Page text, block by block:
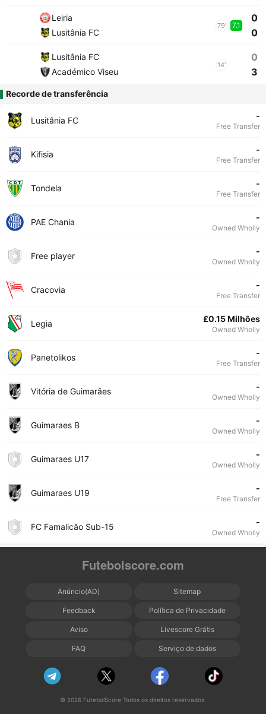
Leiria
Lusitânia FC
79' 7.1
0
0
Lusitânia FC
Académico Viseu
14'
0
3
Recorde de transferência
Lusitânia FC -
Free Transfer
Kifisia -
Free Transfer
Tondela -
Free Transfer
PAE Chania -
Owned Wholly
Free player -
Owned Wholly
Cracovia -
Free Transfer
Legia £0.15 Milhões
Owned Wholly
Panetolikos -
Free Transfer
Vitória de Guimarães -
Owned Wholly
Guimaraes B -
Owned Wholly
Guimaraes U17 -
Owned Wholly
Guimaraes U19 -
Free Transfer
FC Famalicão Sub-15 -
Owned Wholly
Futebolscore.com
Anúncio(AD) Sitemap
Feedback Política de Privacidade
Aviso Livescore Grátis
FAQ Serviço de dados
© 2026 FutebolScore Todos os direitos reservados.